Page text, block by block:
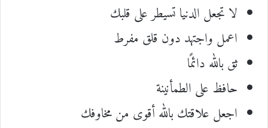
لا تجعل الدنيا تسيطر على قلبك
اعمل واجتهد دون قلق مفرط
ثق بالله دائمًا
حافظ على الطمأنينة
اجعل علاقتك بالله أقوى من مخاوفك